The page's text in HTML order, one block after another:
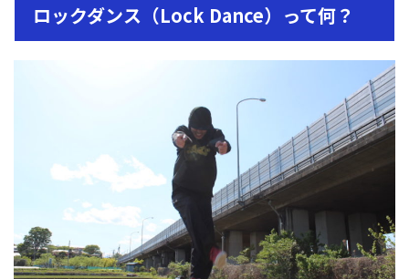
ロックダンス（Lock Dance）って何？